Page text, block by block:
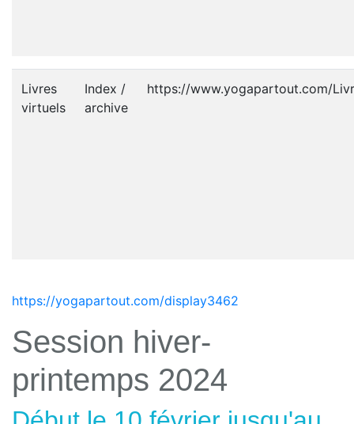
Livres
virtuels
Index /
archive
https://www.yogapartout.com/
https://yogapartout.com/display3462
Session hiver-
printemps 2024